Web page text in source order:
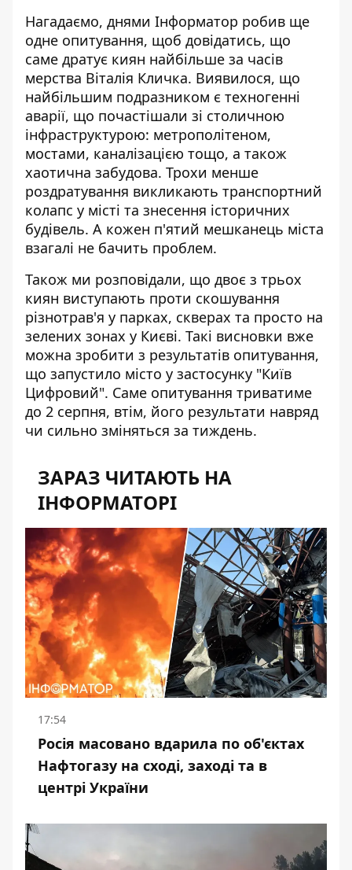
Нагадаємо, днями Інформатор робив ще
одне опитування, щоб довідатись, що
саме дратує киян найбільше за часів
мерства Віталія Кличка. Виявилося, що
найбільшим подразником є техногенні
аварії, що почастішали зі столичною
інфраструктурою: метрополітеном,
мостами, каналізацією тощо, а також
хаотична забудова. Трохи менше
роздратування викликають транспортний
колапс у місті та знесення історичних
будівель. А кожен п'ятий мешканець міста
взагалі не бачить проблем.
Також ми розповідали, що двоє з трьох
киян виступають проти скошування
різнотрав'я у парках, скверах та просто на
зелених зонах у Києві. Такі висновки вже
можна зробити з результатів опитування,
що запустило місто у застосунку "Київ
Цифровий". Саме опитування триватиме
до 2 серпня, втім, його результати навряд
чи сильно зміняться за тиждень.
ЗАРАЗ ЧИТАЮТЬ НА
ІНФОРМАТОРІ
17:54
Росія масовано вдарила по об'єктах
Нафтогазу на сході, заході та в
центрі України